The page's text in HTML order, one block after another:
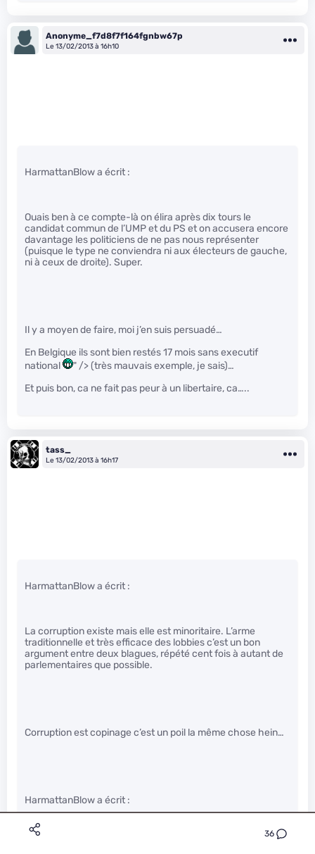
36
Anonyme_f7d8f7f164fgnbw67p
Le 13/02/2013 à 16h10
HarmattanBlow a écrit :
Ouais ben à ce compte-là on élira après dix tours le
candidat commun de l’UMP et du PS et on accusera encore
davantage les politiciens de ne pas nous représenter
(puisque le type ne conviendra ni aux électeurs de gauche,
ni à ceux de droite). Super.
Il y a moyen de faire, moi j’en suis persuadé…
En Belgique ils sont bien restés 17 mois sans executif
national
" /> (très mauvais exemple, je sais)…
Et puis bon, ca ne fait pas peur à un libertaire, ca…..
tass_
Le 13/02/2013 à 16h17
HarmattanBlow a écrit :
La corruption existe mais elle est minoritaire. L’arme
traditionnelle et très efficace des lobbies c’est un bon
argument entre deux blagues, répété cent fois à autant de
parlementaires que possible.
Corruption est copinage c’est un poil la même chose hein…
HarmattanBlow a écrit :